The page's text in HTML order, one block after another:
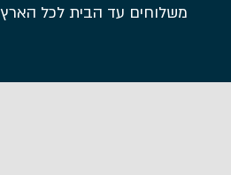
משלוחים עד הבית לכל הארץ